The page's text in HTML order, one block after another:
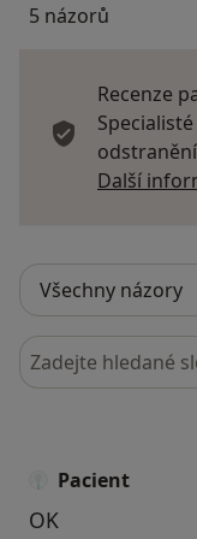
5 názorů
Recenze
Další
Hledejte v názorech
Pacient
OK